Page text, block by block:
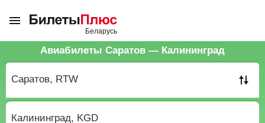
Авиабилеты Саратов — Калининград